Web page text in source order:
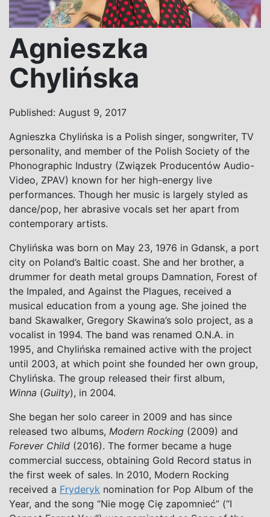
Agnieszka
Chylińska
Published: August 9, 2017
Agnieszka Chylińska is a Polish singer, songwriter, TV
personality, and member of the Polish Society of the
Phonographic Industry (Związek Producentów Audio-
Video, ZPAV) known for her high-energy live
performances. Though her music is largely styled as
dance/pop, her abrasive vocals set her apart from
contemporary artists.
Chylińska was born on May 23, 1976 in Gdansk, a port
city on Poland’s Baltic coast. She and her brother, a
drummer for death metal groups Damnation, Forest of
the Impaled, and Against the Plagues, received a
musical education from a young age. She joined the
band Skawalker, Gregory Skawina’s solo project, as a
vocalist in 1994. The band was renamed O.N.A. in
1995, and Chylińska remained active with the project
until 2003, at which point she founded her own group,
Chylińska. The group released their first album,
Winna (Guilty), in 2004.
She began her solo career in 2009 and has since
released two albums, Modern Rocking (2009) and
Forever Child (2016). The former became a huge
commercial success, obtaining Gold Record status in
the first week of sales. In 2010, Modern Rocking
received a Fryderyk nomination for Pop Album of the
Year, and the song “Nie mogę Cię zapomnieć” (“I